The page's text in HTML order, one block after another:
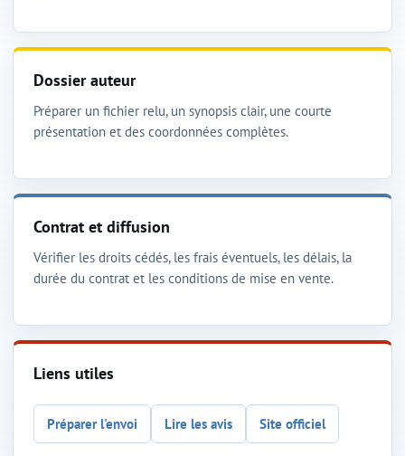
Dossier auteur
Préparer un fichier relu, un synopsis clair, une courte
présentation et des coordonnées complètes.
Contrat et diffusion
Vérifier les droits cédés, les frais éventuels, les délais, la
durée du contrat et les conditions de mise en vente.
Liens utiles
Préparer l'envoi Lire les avis Site officiel